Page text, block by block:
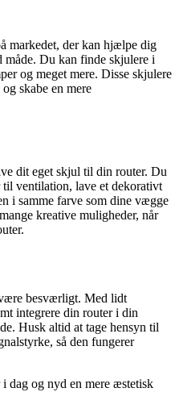
markedet, der kan hjælpe dig
måde. Du kan finde skjulere i
og meget mere. Disse skjulere
skabe en mere
dit eget skjul til din router. Du
ventilation, lave et dekorativt
i samme farve som dine vægge
kreative muligheder, når
besværligt. Med lidt
integrere din router i din
Husk altid at tage hensyn til
så den fungerer
dag og nyd en mere æstetisk